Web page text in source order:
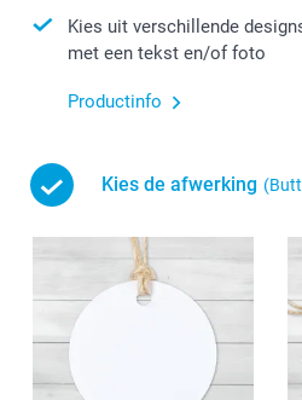
Kies uit verschillende
met een tekst en/of foto
Productinfo
Kies de afwerking